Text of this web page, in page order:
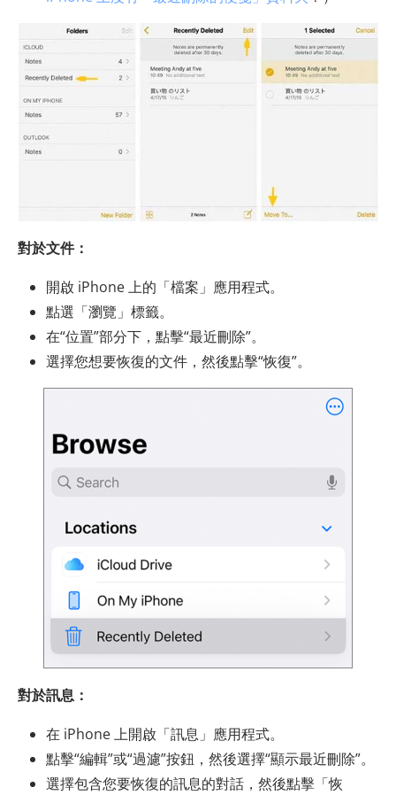
對於文件：
開啟 iPhone 上的「檔案」應用程式。
點選「瀏覽」標籤。
在“位置”部分下，點擊“最近刪除”。
選擇您想要恢復的文件，然後點擊“恢復”。
對於訊息：
在 iPhone 上開啟「訊息」應用程式。
點擊“編輯”或“過濾”按鈕，然後選擇“顯示最近刪除”。
選擇包含您要恢復的訊息的對話，然後點擊「恢